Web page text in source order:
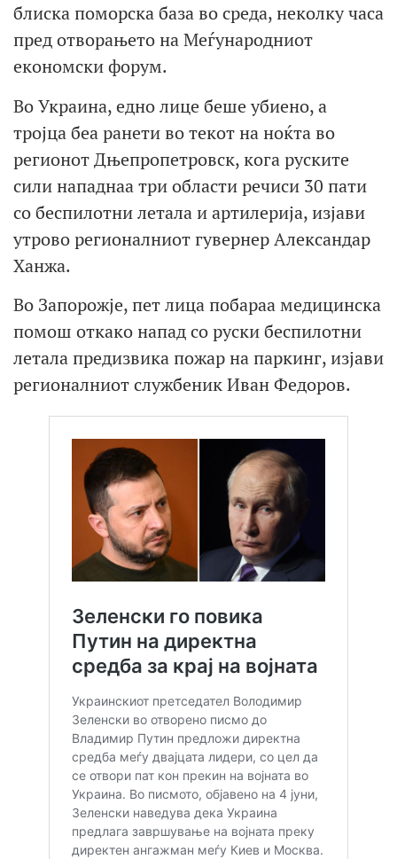
блиска поморска база во среда, неколку часа
пред отворањето на Меѓународниот
економски форум.
Во Украина, едно лице беше убиено, а
тројца беа ранети во текот на ноќта во
регионот Дњепропетровск, кога руските
сили нападнаа три области речиси 30 пати
со беспилотни летала и артилерија, изјави
утрово регионалниот гувернер Александар
Ханжа.
Во Запорожје, пет лица побараа медицинска
помош откако напад со руски беспилотни
летала предизвика пожар на паркинг, изјави
регионалниот службеник Иван Федоров.